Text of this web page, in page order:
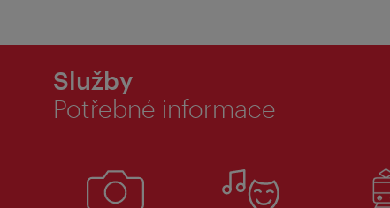
Služby
Potřebné informace